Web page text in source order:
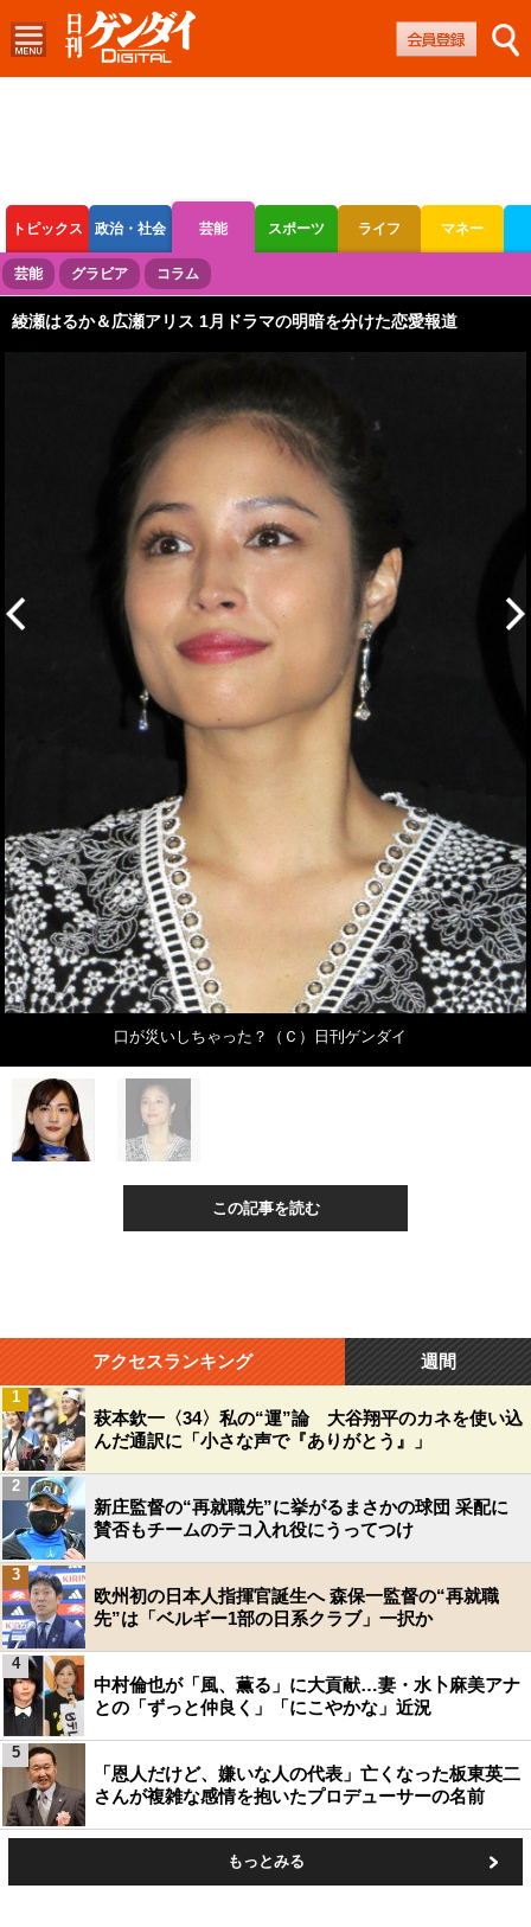
トピックス 政治・社会 芸能 スポーツ ライフ マネー
ボートレース 競輪 オートレース
芸能 グラビア コラム
綾瀬はるか＆広瀬アリス 1月ドラマの明暗を分けた恋愛報道
口が災いしちゃった？（Ｃ）日刊ゲンダイ
この記事を読む
アクセスランキング 週間
萩本欽一〈34〉私の“運”論 大谷翔平のカネを使い込
んだ通訳に「小さな声で『ありがとう』」
1
新庄監督の“再就職先”に挙がるまさかの球団 采配に
賛否もチームのテコ入れ役にうってつけ
2
欧州初の日本人指揮官誕生へ 森保一監督の“再就職
先”は「ベルギー1部の日系クラブ」一択か
3
中村倫也が「風、薫る」に大貢献…妻・水卜麻美アナ
との「ずっと仲良く」「にこやかな」近況
4
「恩人だけど、嫌いな人の代表」亡くなった板東英二
さんが複雑な感情を抱いたプロデューサーの名前
5
もっとみる